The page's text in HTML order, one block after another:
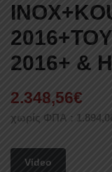
2016+ &
2.348,56€
χωρίς ΦΠΑ : 1.894,00
Video